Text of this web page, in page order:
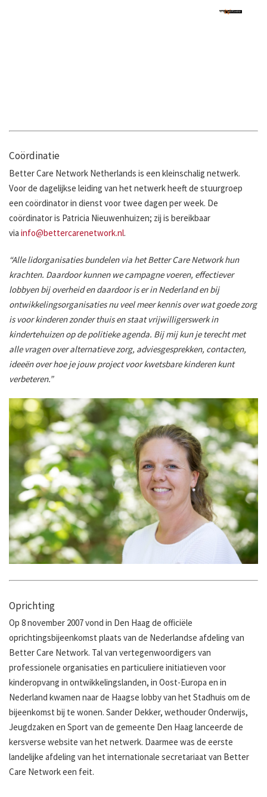
Coördinatie
Better Care Network Netherlands is een kleinschalig netwerk.
Voor de dagelijkse leiding van het netwerk heeft de stuurgroep
een coördinator in dienst voor twee dagen per week. De
coördinator is Patricia Nieuwenhuizen; zij is bereikbaar
via info@bettercarenetwork.nl.
“Alle lidorganisaties bundelen via het Better Care Network hun
krachten. Daardoor kunnen we campagne voeren, effectiever
lobbyen bij overheid en daardoor is er in Nederland en bij
ontwikkelingsorganisaties nu veel meer kennis over wat goede zorg
is voor kinderen zonder thuis en staat vrijwilligerswerk in
kindertehuizen op de politieke agenda. Bij mij kun je terecht met
alle vragen over alternatieve zorg, adviesgesprekken, contacten,
ideeën over hoe je jouw project voor kwetsbare kinderen kunt
verbeteren.”
Oprichting
Op 8 november 2007 vond in Den Haag de officiële
oprichtingsbijeenkomst plaats van de Nederlandse afdeling van
Better Care Network. Tal van vertegenwoordigers van
professionele organisaties en particuliere initiatieven voor
kinderopvang in ontwikkelingslanden, in Oost-Europa en in
Nederland kwamen naar de Haagse lobby van het Stadhuis om de
bijeenkomst bij te wonen. Sander Dekker, wethouder Onderwijs,
Jeugdzaken en Sport van de gemeente Den Haag lanceerde de
kersverse website van het netwerk. Daarmee was de eerste
landelijke afdeling van het internationale secretariaat van Better
Care Network een feit.